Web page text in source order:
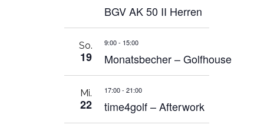
BGV AK 50 II Herren
So.
19
9:00- 15:00
Monatsbecher – Golfhouse
Mi.
22
17:00- 21:00
time4golf – Afterwork